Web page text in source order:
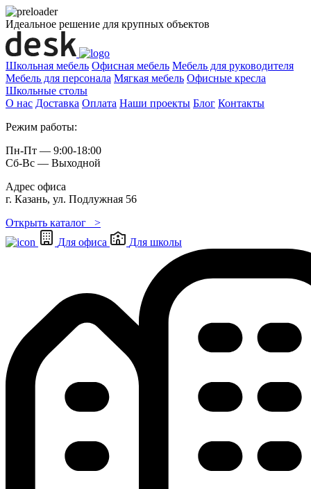
Идеальное решение для крупных объектов
Школьная мебель Офисная мебель Мебель для руководителя
Мебель для персонала Мягкая мебель Офисные кресла
Школьные cтолы
О нас Доставка Оплата Наши проекты Блог Контакты
Режим работы:
Пн-Пт — 9:00-18:00
Сб-Вс — Выходной
Адрес офиса
г. Казань, ул. Подлужная 56
Открыть каталог >
Для офиса
Для школы